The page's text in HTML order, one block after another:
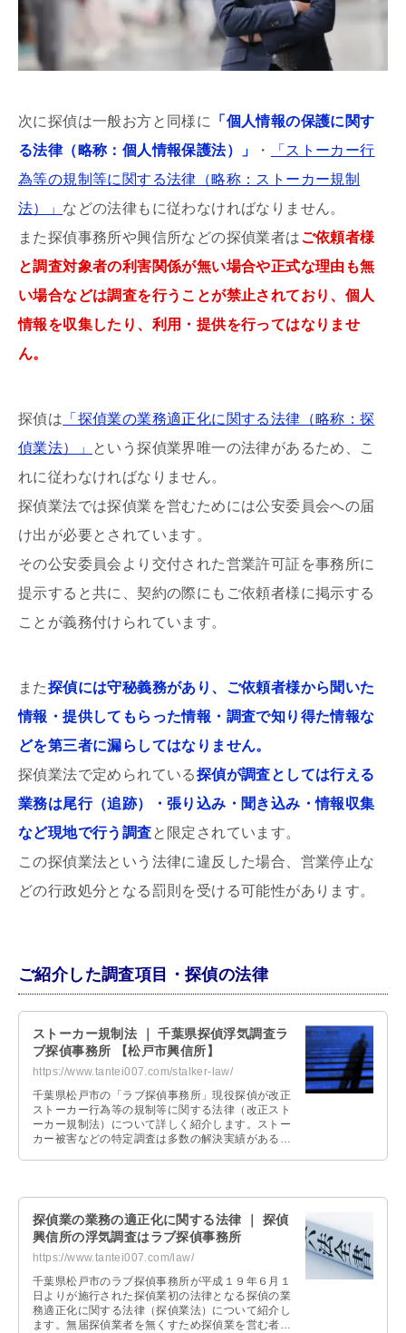
次に探偵は一般お方と同様に
「個人情報の保護に関す
る法律（略称：個人情報保護法）」
・
「ストーカー行
為等の規制等に関する法律（略称：ストーカー規制
法）」 などの法律もに従わなければなりません。
また探偵事務所や興信所などの探偵業者はご依頼者様
と調査対象者の利害関係が無い場合や正式な理由も無
い場合などは調査を行うことが禁止されており、個人
情報を収集したり、利用・提供を行ってはなりませ
ん。
探偵は 「探偵業の業務適正化に関する法律（略称：探
偵業法）」
という探偵業界唯一の法律があるため、こ
れに従わなければなりません。
探偵業法では探偵業を営むためには公安委員会への届
け出が必要とされています。
その公安委員会より交付された営業許可証を事務所に
提示すると共に、契約の際にもご依頼者様に掲示する
ことが義務付けられています。
また探偵には守秘義務があり、ご依頼者様から聞いた
情報・提供してもらった情報・調査で知り得た情報な
どを第三者に漏らしてはなりません。
探偵業法で定められている探偵が調査としては行える
業務は尾行（追跡）・張り込み・聞き込み・情報収集
など現地で行う調査と限定されています。
この探偵業法という法律に違反した場合、営業停止な
どの行政処分となる罰則を受ける可能性があります。
ご紹介した調査項目・探偵の法律
ストーカー規制法 ｜ 千葉県探偵浮気調査ラ
ブ探偵事務所 【松戸市興信所】
https://www.tantei007.com/stalker-law/
千葉県松戸市の「ラブ探偵事務所」現役探偵が改正
ストーカー行為等の規制等に関する法律（改正スト
ーカー規制法）について詳しく紹介します。ストー
カー被害などの特定調査は多数の解決実績があるラ
探偵業の業務の適正化に関する法律 ｜ 探偵
興信所の浮気調査はラブ探偵事務所
https://www.tantei007.com/law/
千葉県松戸市のラブ探偵事務所が平成１９年６月１
日よりが施行された探偵業初の法律となる探偵の業
務適正化に関する法律（探偵業法）について紹介し
ます。無届探偵業者を無くすため探偵業を営む者は